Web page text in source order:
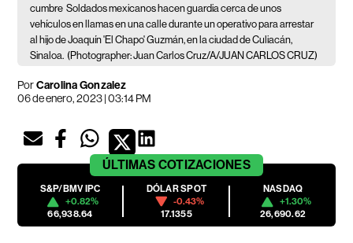
cumbre Soldados mexicanos hacen guardia cerca de unos
vehículos en llamas en una calle durante un operativo para arrestar
al hijo de Joaquín 'El Chapo' Guzmán, en la ciudad de Culiacán,
Sinaloa. (Photographer: Juan Carlos Cruz/A/JUAN CARLOS CRUZ)
PorCarolina Gonzalez
06 de enero, 2023 | 03:14 PM
ÚLTIMAS COTIZACIONES
S&P/BMV IPC
+0.82%
66,938.64
DÓLAR SPOT
-0.43%
17.1355
NASDAQ
+1.30%
26,690.62